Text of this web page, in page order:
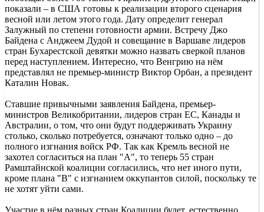
показали – в США готовы к реализации второго сценария
весной или летом этого года. Дату определит генерал
Залужный по степени готовности армии. Встречу Джо
Байдена с Анджеем Дудой и совещание в Варшаве лидеров
стран Бухарестской девятки можно назвать сверкой планов
перед наступлением. Интересно, что Венгрию на нём
представлял не премьер-министр Виктор Орбан, а президент
Каталин Новак.
Ставшие привычными заявления Байдена, премьер-
министров Великобритании, лидеров стран ЕС, Канады и
Австралии, о том, что они будут поддерживать Украину
столько, сколько потребуется, означают только одно – до
полного изгнания войск РФ. Так как Кремль весной не
захотел согласиться на план "А", то теперь 55 стран
Рамштайнской коалиции согласились, что нет иного пути,
кроме плана "В" с изгнанием оккупантов силой, поскольку те
не хотят уйти сами.
Участие в нём разных стран Коалиции будет, естественно,